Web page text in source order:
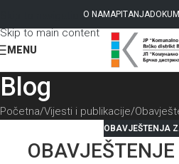
Skip to navigation
Skip to main content
O NAMAPITANJA
MENU
Blog
Početna Vijesti i publikacije
OBAVJEŠTENJA